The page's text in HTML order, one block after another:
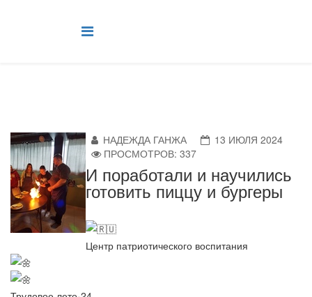
НАДЕЖДА ГАНЖА
13 ИЮЛЯ 2024
ПРОСМОТРОВ: 337
И поработали и научились
готовить пиццу и бургеры
Центр патриотического воспитания